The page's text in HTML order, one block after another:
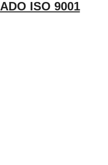
ISO 9001